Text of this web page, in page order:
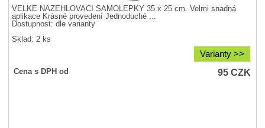
VELKÉ NAŽEHLOVACÍ SAMOLEPKY 35 x 25 cm. Velmi snadná
aplikace Krásné provedení Jednoduché ...
Dostupnost:dle varianty
Sklad: 2 ks
Varianty >>
Cena s DPH od 95CZK